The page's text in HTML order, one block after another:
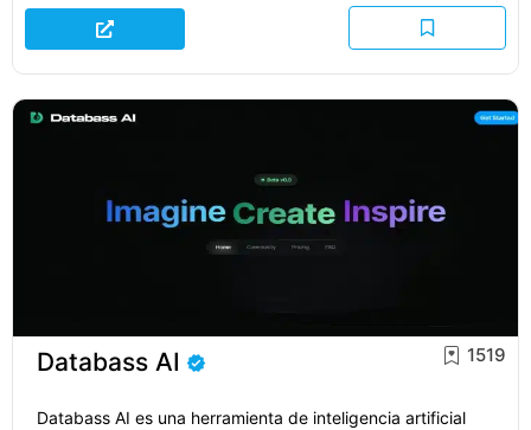
Databass AI 1519
Databass AI es una herramienta de inteligencia artificial